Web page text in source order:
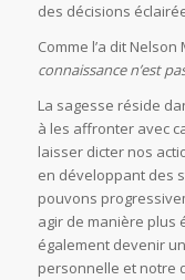
des décisions
Comme l’a dit Nelson
connaissance n’est
La sagesse réside
à les affronter avec
laisser dicter nos
en développant des
pouvons
agir de manière plus
également devenir
personnelle et notre